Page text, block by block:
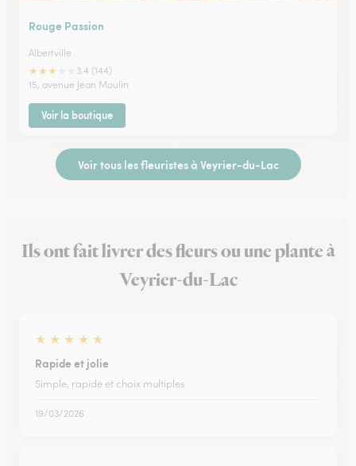
Rouge Passion
Albertville
★★★
3.4 (144)
15, avenue Jean Moulin
Voir la boutique
Voir tous les fleuristes à Veyrier-du-Lac
Ils ont fait livrer des fleurs ou une plante à
Veyrier-du-Lac
★ ★ ★ ★ ★
Rapide et jolie
Simple, rapide et choix multiples
19/03/2026